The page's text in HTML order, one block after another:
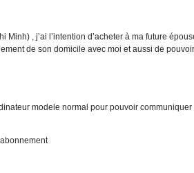
, j’ai l’intention d’acheter à ma future
de son domicile avec moi et aussi de
modele normal pour pouvoir